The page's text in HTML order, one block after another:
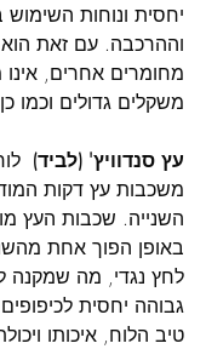
יחסית ונוחות
וההרכבה. עם זאת
מחומרים אחרים,
משקלים גדולים וכמו
עץ סנדוויץ' (לביד)
משכבות עץ דקות
השנייה. שכבות העץ
באופן הפוך אחת
לחץ נגדי, מה שמקנה
גבוהה יחסית
טיב הלוח, איכותו